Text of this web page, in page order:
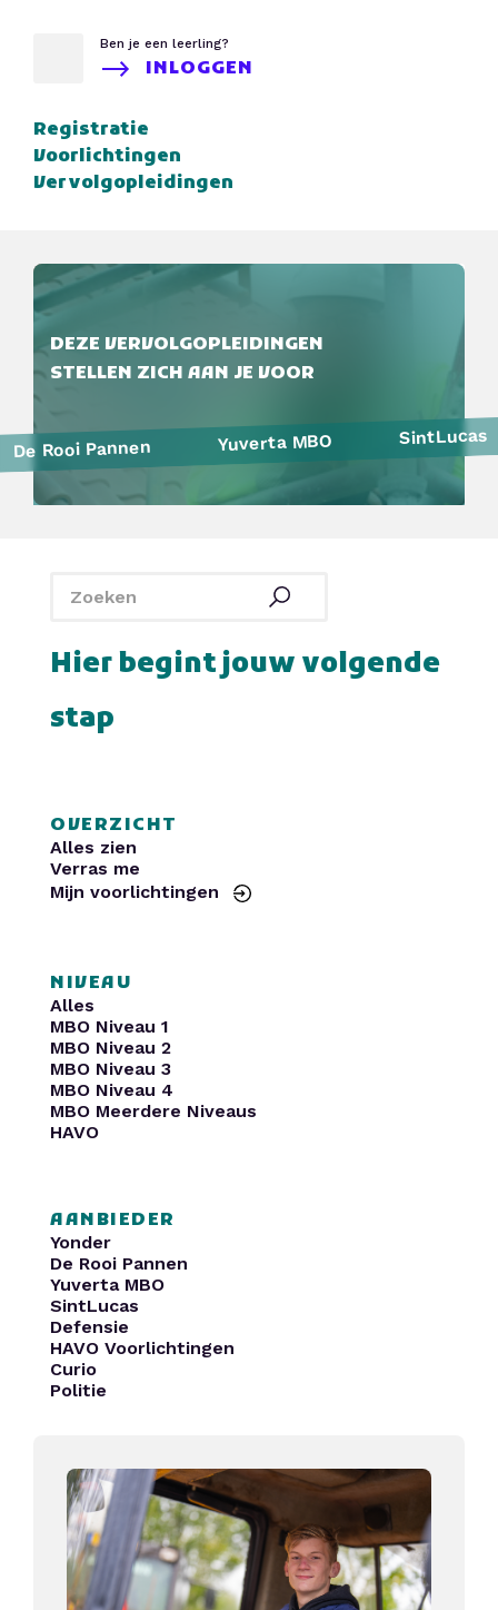
Ben je een leerling?
INLOGGEN
Registratie
Voorlichtingen
Vervolgopleidingen
DEZE VERVOLGOPLEIDINGEN
STELLEN ZICH AAN JE VOOR
De Rooi Pannen Yuverta MBO SintLucas
HAVO Voorlichtingen
De Rooi Pannen Yuverta MBO SintLucas
HAVO Voorlichtingen
Hier begint jouw volgende
stap
OVERZICHT
Alles zien
Verras me
Mijn voorlichtingen
NIVEAU
Alles
MBO Niveau 1
MBO Niveau 2
MBO Niveau 3
MBO Niveau 4
MBO Meerdere Niveaus
HAVO
AANBIEDER
Yonder
De Rooi Pannen
Yuverta MBO
SintLucas
Defensie
HAVO Voorlichtingen
Curio
Politie